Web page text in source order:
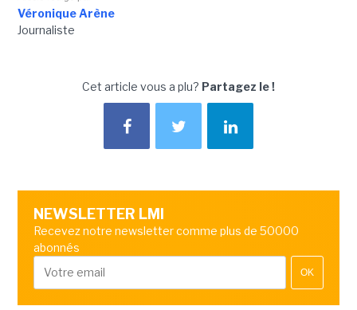
Véronique Arène
Journaliste
Cet article vous a plu? Partagez le !
NEWSLETTER LMI
Recevez notre newsletter comme plus de 50000
abonnés
OK